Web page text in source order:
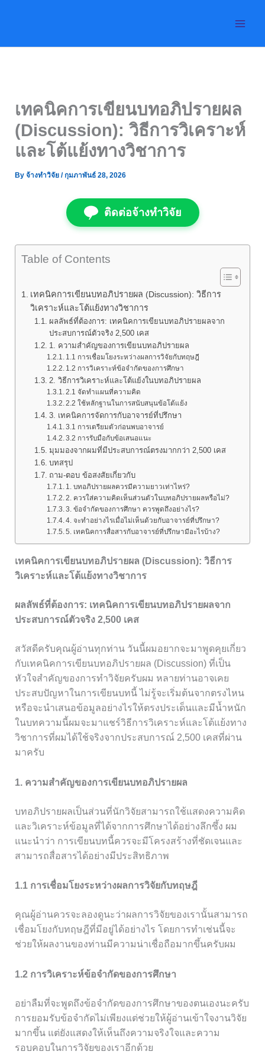
เทคนิคการเขียนบทอภิปรายผล
(Discussion): วิธีการวิเคราะห์
และโต้แย้งทางวิชาการ
By จ้างทำวิจัย /กุมภาพันธ์ 28, 2026
ติดต่อจ้างทำวิจัย
Table of Contents
เทคนิคการเขียนบทอภิปรายผล (Discussion): วิธีการ
วิเคราะห์และโต้แย้งทางวิชาการ
ผลลัพธ์ที่ต้องการ: เทคนิคการเขียนบทอภิปรายผลจาก
ประสบการณ์ตัวจริง 2,500 เคส
1. ความสำคัญของการเขียนบทอภิปรายผล
1.1 การเชื่อมโยงระหว่างผลการวิจัยกับทฤษฎี
1.2 การวิเคราะห์ข้อจำกัดของการศึกษา
2. วิธีการวิเคราะห์และโต้แย้งในบทอภิปรายผล
2.1 จัดทำแผนที่ความคิด
2.2 ใช้หลักฐานในการสนับสนุนข้อโต้แย้ง
3. เทคนิคการจัดการกับอาจารย์ที่ปรึกษา
3.1 การเตรียมตัวก่อนพบอาจารย์
3.2 การรับมือกับข้อเสนอแนะ
มุมมองจากผมที่มีประสบการณ์ตรงมากกว่า 2,500 เคส
บทสรุป
ถาม-ตอบ ข้อสงสัยเกี่ยวกับ
1. บทอภิปรายผลควรมีความยาวเท่าไหร่?
2. ควรใส่ความคิดเห็นส่วนตัวในบทอภิปรายผลหรือไม่?
3. ข้อจำกัดของการศึกษา ควรพูดถึงอย่างไร?
4. จะทำอย่างไรเมื่อไม่เห็นด้วยกับอาจารย์ที่ปรึกษา?
5. เทคนิคการสื่อสารกับอาจารย์ที่ปรึกษามีอะไรบ้าง?
เทคนิคการเขียนบทอภิปรายผล (Discussion): วิธีการ
วิเคราะห์และโต้แย้งทางวิชาการ
ผลลัพธ์ที่ต้องการ: เทคนิคการเขียนบทอภิปรายผลจาก
ประสบการณ์ตัวจริง 2,500 เคส
สวัสดีครับคุณผู้อ่านทุกท่าน วันนี้ผมอยากจะมาพูดคุยเกี่ยว
กับเทคนิคการเขียนบทอภิปรายผล (Discussion) ที่เป็น
หัวใจสำคัญของการทำวิจัยครับผม หลายท่านอาจเคย
ประสบปัญหาในการเขียนบทนี้ ไม่รู้จะเริ่มต้นจากตรงไหน
หรือจะนำเสนอข้อมูลอย่างไรให้ตรงประเด็นและมีน้ำหนัก
ในบทความนี้ผมจะมาแชร์วิธีการวิเคราะห์และโต้แย้งทาง
วิชาการที่ผมได้ใช้จริงจากประสบการณ์ 2,500 เคสที่ผ่าน
มาครับ
1. ความสำคัญของการเขียนบทอภิปรายผล
บทอภิปรายผลเป็นส่วนที่นักวิจัยสามารถใช้แสดงความคิด
และวิเคราะห์ข้อมูลที่ได้จากการศึกษาได้อย่างลึกซึ้ง ผม
แนะนำว่า การเขียนบทนี้ควรจะมีโครงสร้างที่ชัดเจนและ
สามารถสื่อสารได้อย่างมีประสิทธิภาพ
1.1 การเชื่อมโยงระหว่างผลการวิจัยกับทฤษฎี
คุณผู้อ่านควรจะลองดูนะว่าผลการวิจัยของเรานั้นสามารถ
เชื่อมโยงกับทฤษฎีที่มีอยู่ได้อย่างไร โดยการทำเช่นนี้จะ
ช่วยให้ผลงานของท่านมีความน่าเชื่อถือมากขึ้นครับผม
1.2 การวิเคราะห์ข้อจำกัดของการศึกษา
อย่าลืมที่จะพูดถึงข้อจำกัดของการศึกษาของตนเองนะครับ
การยอมรับข้อจำกัดไม่เพียงแต่ช่วยให้ผู้อ่านเข้าใจงานวิจัย
มากขึ้น แต่ยังแสดงให้เห็นถึงความจริงใจและความ
รอบคอบในการวิจัยของเราอีกด้วย